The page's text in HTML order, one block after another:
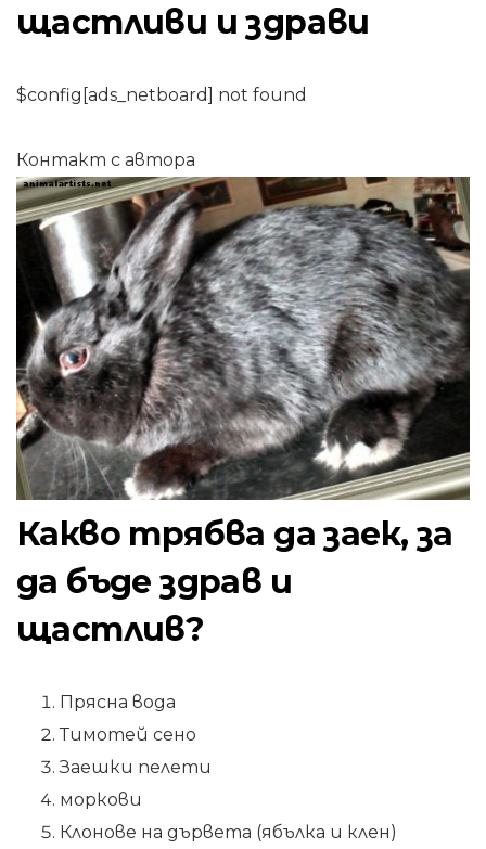
щастливи и здрави
$config[ads_netboard] not found
Контакт с автора
Какво трябва да заек, за
да бъде здрав и
щастлив?
Прясна вода
Тимотей сено
Заешки пелети
моркови
Клонове на дървета (ябълка и клен)